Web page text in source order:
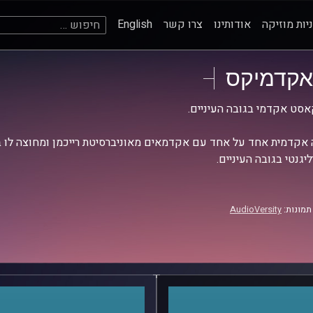
מוזיקה אודותינו צרו קשר English חיפוש:
אקדמיקס
אקדמי בגובה העיניים.
אקדמית אחד על אחד עם אקדמאים מאוניברסיטת רייכמן ומחוצה לו
בגובה העיניים.
AudioVersity